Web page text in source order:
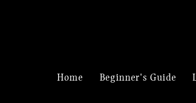
Home Beginner's Guide